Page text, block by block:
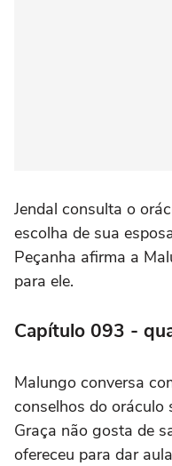
Jendal consulta o
escolha de sua
Peçanha afirma a
para ele.
Capítulo 093 -
Malungo conversa
conselhos do oráculo
Graça não gosta de
ofereceu para dar